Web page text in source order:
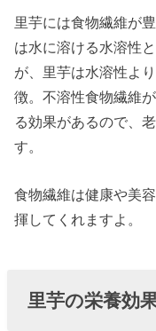
里芋には食物繊維が
は水に溶ける水溶性
が、里芋は水溶性よ
徴。不溶性食物繊維
る効果があるので、
す。
食物繊維は健康や美
揮してくれますよ。
里芋の栄養効